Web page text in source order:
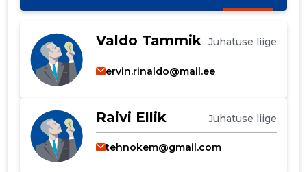
Valdo Tammik Juhatuse liige
ervin.rinaldo@mail.ee
Raivi Ellik Juhatuse liige
tehnokem@gmail.com